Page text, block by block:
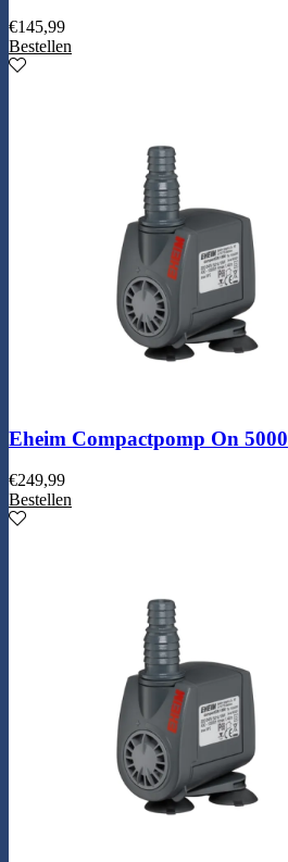
€145,99
Bestellen
Eheim Compactpomp On 5000
€249,99
Bestellen